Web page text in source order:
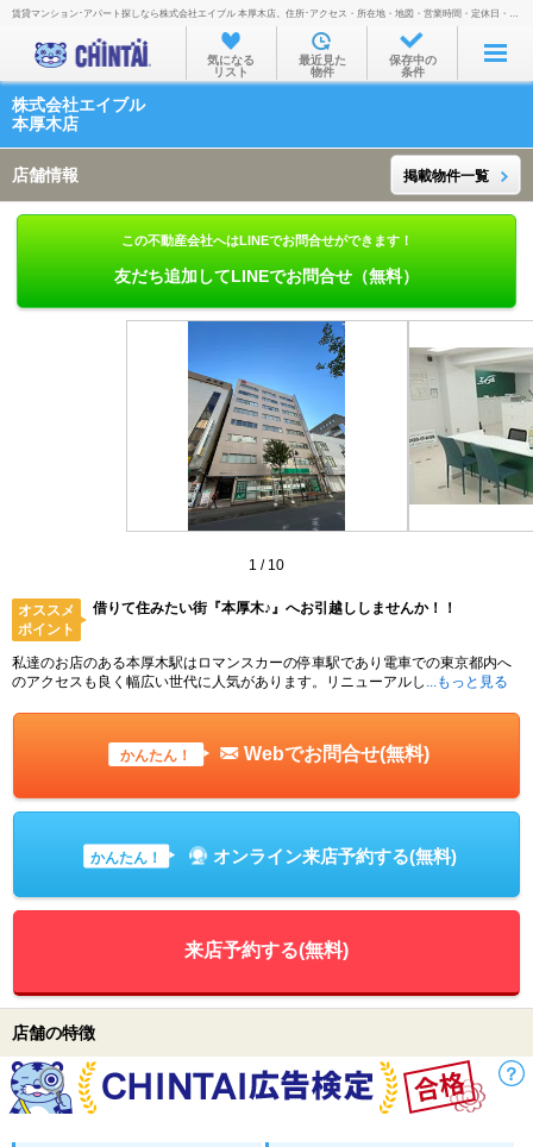
お部屋を探す
沿線・駅から
通勤通学時間から
物件特集から
賃貸マンション･アパート探しなら株式会社エイブル 本厚木店。住所･アクセス・所在地・地図・営業時間・定休日・電話番号などを掲載。
気になる
リスト
最近見た
物件
保存中の
条件
株式会社エイブル
本厚木店
店舗情報 掲載物件一覧
この不動産会社へはLINEでお問合せができます！
友だち追加してLINEでお問合せ（無料）
1 / 10
オススメ
ポイント
借りて住みたい街『本厚木♪』へお引越ししませんか！！
私達のお店のある本厚木駅はロマンスカーの停車駅であり電車での東京都内へ
のアクセスも良く幅広い世代に人気があります。リニューアルし
...もっと見る
かんたん！ Webでお問合せ(無料)
かんたん！ オンライン来店予約する(無料)
来店予約する(無料)
店舗の特徴